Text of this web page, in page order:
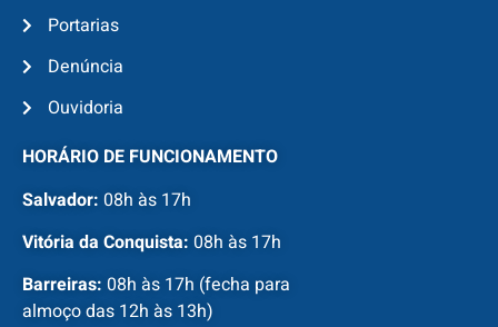
Portarias
Denúncia
Ouvidoria
HORÁRIO DE FUNCIONAMENTO
Salvador: 08h às 17h
Vitória da Conquista: 08h às 17h
Barreiras: 08h às 17h (fecha para
almoço das 12h às 13h)